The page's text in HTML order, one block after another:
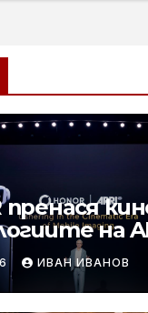
пренася
на
Imaging
Launch
ИВАН ИВАНОВ